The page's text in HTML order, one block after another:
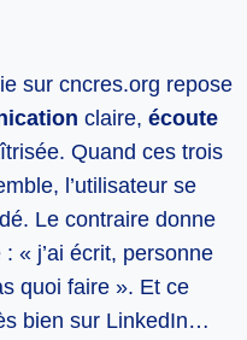
sur cncres.org repose
claire,écoute
Quand ces trois
l’utilisateur se
Le contraire donne
« j’ai écrit, personne
quoi faire ». Et ce
bien sur LinkedIn…